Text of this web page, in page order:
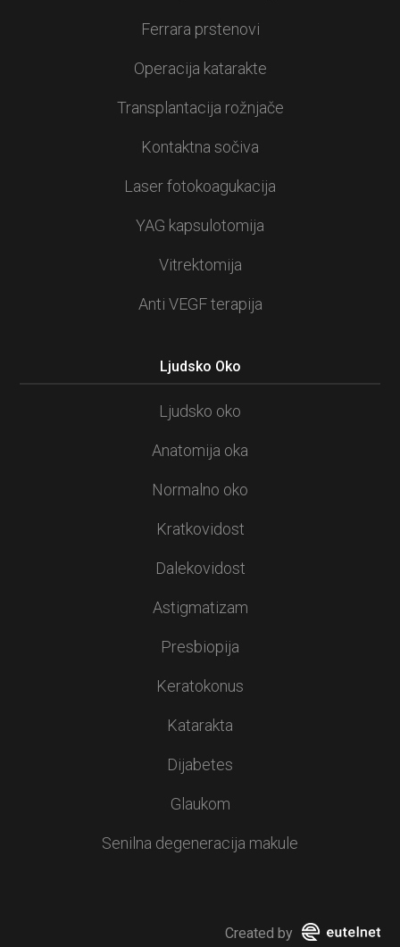
Ferrara prstenovi
Operacija katarakte
Transplantacija rožnjače
Kontaktna sočiva
Laser fotokoagukacija
YAG kapsulotomija
Vitrektomija
Anti VEGF terapija
Ljudsko Oko
Ljudsko oko
Anatomija oka
Normalno oko
Kratkovidost
Dalekovidost
Astigmatizam
Presbiopija
Keratokonus
Katarakta
Dijabetes
Glaukom
Senilna degeneracija makule
Created by